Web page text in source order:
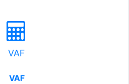
VAF
VAF